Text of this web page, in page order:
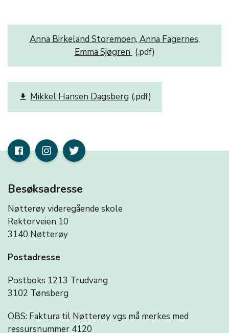
Anna Birkeland Storemoen, Anna Fagernes,
Emma Sjøgren
get_app Mikkel Hansen Dagsberg
Besøksadresse
Nøtterøy videregående skole
Rektorveien 10
3140 Nøtterøy
Postadresse
Postboks 1213 Trudvang
3102 Tønsberg
OBS: Faktura til Nøtterøy vgs må merkes med
ressursnummer 4120